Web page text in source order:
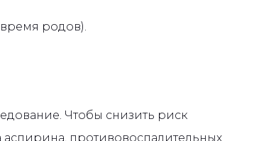
родов).
Чтобы снизить риск
противовоспалительных